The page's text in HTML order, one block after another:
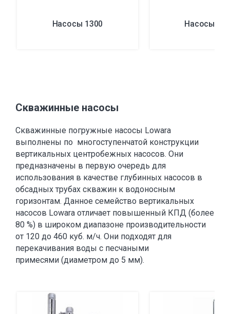
Насосы 1300 Насосы
Скважинные насосы
Скважинные погружные насосы Lowara
выполнены по многоступенчатой конструкции
вертикальных центробежных насосов. Они
предназначены в первую очередь для
использования в качестве глубинных насосов в
обсадных трубах скважин к водоносным
горизонтам. Данное семейство вертикальных
насосов Lowara отличает повышенный КПД (более
80 %) в широком диапазоне производительности
от 120 до 460 куб. м/ч. Они подходят для
перекачивания воды с песчаными
примесями (диаметром до 5 мм).